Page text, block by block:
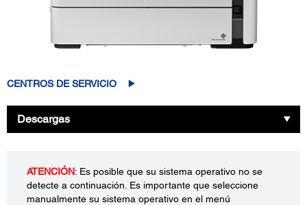
CENTROS DE SERVICIO
Descargas
ATENCIÓN: Es posible que su sistema operativo no se
detecte a continuación. Es importante que seleccione
manualmente su sistema operativo en el menú